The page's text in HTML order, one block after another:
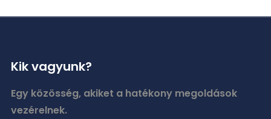
Kik vagyunk?
Egy közösség, akiket a hatékony megoldások
vezérelnek.